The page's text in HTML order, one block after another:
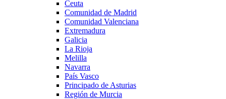
Ceuta
Comunidad de Madrid
Comunidad Valenciana
Extremadura
Galicia
La Rioja
Melilla
Navarra
País Vasco
Principado de Asturias
Región de Murcia